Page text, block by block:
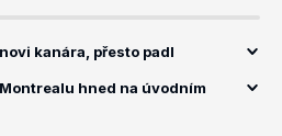
kanára, přesto padl
hned na úvodním